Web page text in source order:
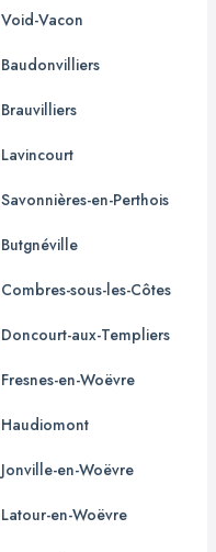
Void-Vacon
Baudonvilliers
Brauvilliers
Lavincourt
Savonnières-en-Perthois
Butgnéville
Combres-sous-les-Côtes
Doncourt-aux-Templiers
Fresnes-en-Woëvre
Haudiomont
Jonville-en-Woëvre
Latour-en-Woëvre